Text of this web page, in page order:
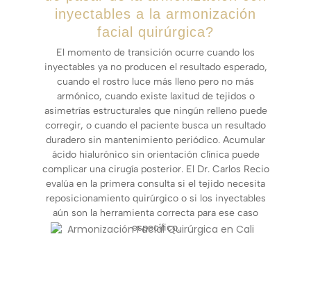
inyectables a la armonización
facial quirúrgica?
El momento de transición ocurre cuando los
inyectables ya no producen el resultado esperado,
cuando el rostro luce más lleno pero no más
armónico, cuando existe laxitud de tejidos o
asimetrías estructurales que ningún relleno puede
corregir, o cuando el paciente busca un resultado
duradero sin mantenimiento periódico. Acumular
ácido hialurónico sin orientación clínica puede
complicar una cirugía posterior. El Dr. Carlos Recio
evalúa en la primera consulta si el tejido necesita
reposicionamiento quirúrgico o si los inyectables
aún son la herramienta correcta para ese caso
específico.